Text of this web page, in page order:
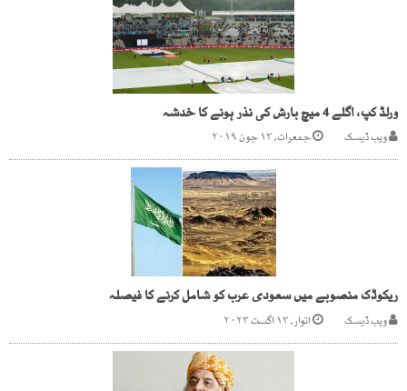
ورلڈ کپ، اگلے 4 میچ بارش کی نذر ہونے کا خدشہ
ویب ڈیسک جمعرات, ۱۳ جون ۲۰۱۹
ریکوڈک منصوبے میں سعودی عرب کو شامل کرنے کا فیصلہ
ویب ڈیسک اتوار, ۱۳ اگست ۲۰۲۳